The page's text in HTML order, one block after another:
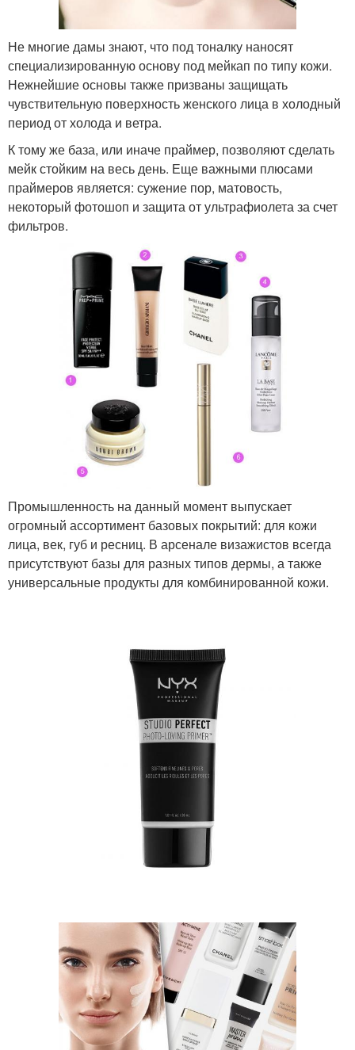
Не многие дамы знают, что под тоналку наносят
специализированную основу под мейкап по типу кожи.
Нежнейшие основы также призваны защищать
чувствительную поверхность женского лица в холодный
период от холода и ветра.
К тому же база, или иначе праймер, позволяют сделать
мейк стойким на весь день. Еще важными плюсами
праймеров является: сужение пор, матовость,
некоторый фотошоп и защита от ультрафиолета за счет
фильтров.
Промышленность на данный момент выпускает
огромный ассортимент базовых покрытий: для кожи
лица, век, губ и ресниц. В арсенале визажистов всегда
присутствуют базы для разных типов дермы, а также
универсальные продукты для комбинированной кожи.